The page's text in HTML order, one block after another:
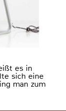
es in
sich eine
man zum